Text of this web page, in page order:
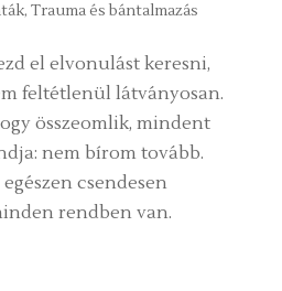
, Trauma és bántalmazás
el elvonulást keresni,
feltétlenül látványosan.
összeomlik, mindent
nem bírom tovább.
csendesen
rendben van.